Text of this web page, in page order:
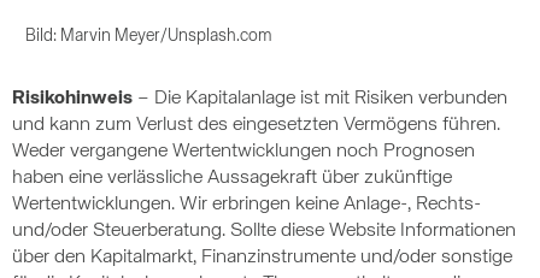
Bild: Marvin Meyer/Unsplash.com
Risikohinweis – Die Kapitalanlage ist mit Risiken verbunden
und kann zum Verlust des eingesetzten Vermögens führen.
Weder vergangene Wertentwicklungen noch Prognosen
haben eine verlässliche Aussagekraft über zukünftige
Wertentwicklungen. Wir erbringen keine Anlage-, Rechts-
und/oder Steuerberatung. Sollte diese Website Informationen
über den Kapitalmarkt, Finanzinstrumente und/oder sonstige